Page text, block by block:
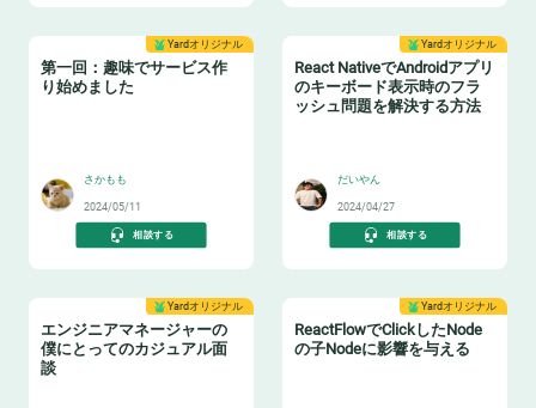
Yardオリジナル
第一回：趣味でサービス作
り始めました
さかもも
2024/05/11
相談する
Yardオリジナル
React NativeでAndroidアプリ
のキーボード表示時のフラ
ッシュ問題を解決する方法
だいやん
2024/04/27
相談する
Yardオリジナル
エンジニアマネージャーの
僕にとってのカジュアル面
談
Yardオリジナル
ReactFlowでClickしたNode
の子Nodeに影響を与える